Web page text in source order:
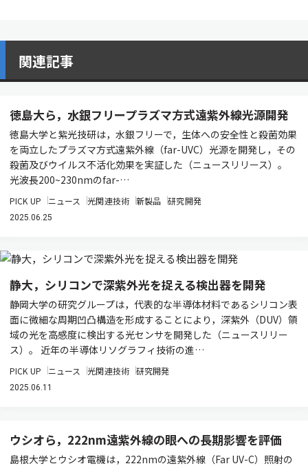
関連記事
徳島大ら，水銀フリープラズマ方式遠紫外線光源開発
徳島大学と紫光技研は，水銀フリーで，生体への安全性と殺菌効果
を両立したプラズマ方式遠紫外線（far-UVC）光源を開発し，その
殺菌及びウイルス不活化効果を実証した（ニュースリリース）。
光波長200~230nmのfar-…
PICK UP ニュース 光関連技術 新製品 研究開発
2025.06.25
静大，シリコンで深紫外光を捉える検出器を開発
静岡大学の研究グループは，代表的な半導体材料であるシリコン表
面に微細な周期凹凸構造を形成することにより，深紫外（DUV）領
域の光を高感度に検出する光センサを開発した（ニュースリリー
ス）。 近年の半導体リソグラフィ技術の進…
PICK UP ニュース 光関連技術 研究開発
2025.06.11
ウシオら，222nm遠紫外線の眼への長期影響を評価
島根大学とウシオ電機は，222nmの遠紫外線（Far UV-C）照射の